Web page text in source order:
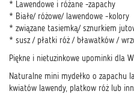
* Lawendowe i różane -zapachy
* Białe/ różowe/ lawendowe -kolory
* związane tasiemką/ sznurkiem
* susz / płatki róż / bławatków /
Piękne i nietuzinkowe upominki dla
Naturalne mini mydełko o zapachu
kwiatów lawendy, platkow róż lub